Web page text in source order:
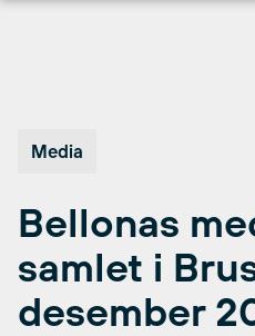
Media
Bellonas
samlet i
desember